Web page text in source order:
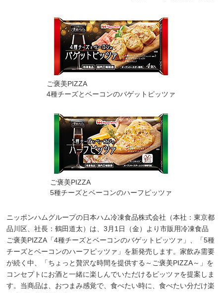
ご褒美PIZZA
4種チーズとベーコンのバゲットピッツァ
ご褒美PIZZA
5種チーズとベーコンのハーフピッツァ
ニッポンハムグループの日本ハム冷凍食品株式会社（本社：東京都
品川区、社長：鶴田道太）は、3月1日（金）より市販用冷凍食品
ご褒美PIZZA「4種チーズとベーコンのバゲットピッツァ」、「5種
チーズとベーコンのハーフピッツァ」を新発売します。家飲み需要
が続く中、「ちょっと贅沢な時間を提供する～ご褒美PIZZA～」を
コンセプトにお酒と一緒に楽しんでいただけるピッツァを提案しま
す。当商品は、おつまみ感覚で、食べたい時に、食べたい分だけ楽